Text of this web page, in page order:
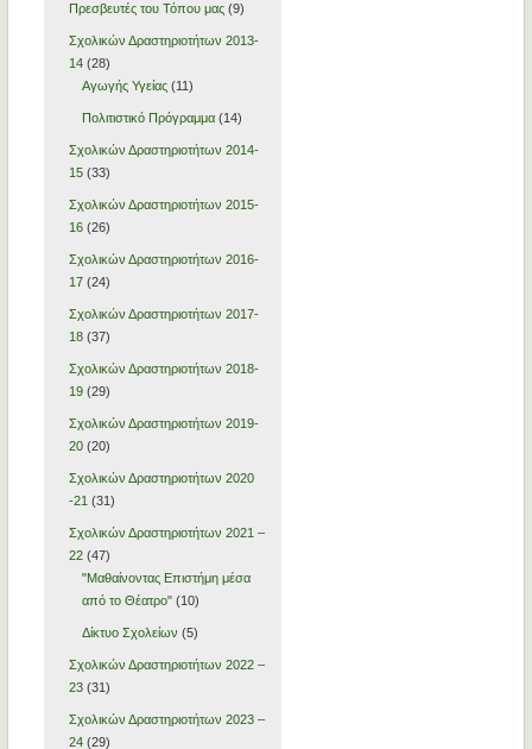
Πρεσβευτές του Τόπου μας(9)
Σχολικών Δραστηριοτήτων 2013-
14(28)
Αγωγής Υγείας(11)
Πολιτιστικό Πρόγραμμα(14)
Σχολικών Δραστηριοτήτων 2014-
15(33)
Σχολικών Δραστηριοτήτων 2015-
16(26)
Σχολικών Δραστηριοτήτων 2016-
17(24)
Σχολικών Δραστηριοτήτων 2017-
18(37)
Σχολικών Δραστηριοτήτων 2018-
19(29)
Σχολικών Δραστηριοτήτων 2019-
20(20)
Σχολικών Δραστηριοτήτων 2020
-21 (31)
Σχολικών Δραστηριοτήτων 2021 –
22(47)
"Μαθαίνοντας Επιστήμη μέσα
από το Θέατρο"(10)
Δίκτυο Σχολείων (5)
Σχολικών Δραστηριοτήτων 2022 –
23(31)
Σχολικών Δραστηριοτήτων 2023 –
24(29)